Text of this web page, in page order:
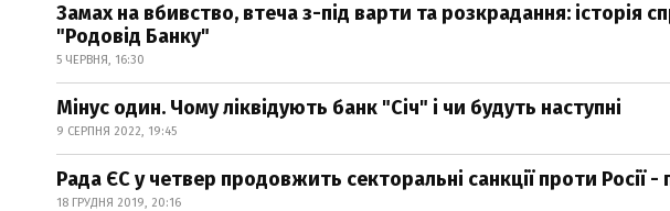
Замах на вбивство, втеча з-під варти та розкрадання: історія
"Родовід Банку"
5 ЧЕРВНЯ, 16:30
Мінус один. Чому ліквідують банк "Січ" і чи будуть наступні
9 СЕРПНЯ 2022, 19:45
Рада ЄС у четвер продовжить секторальні санкції проти Росії -
18 ГРУДНЯ 2019, 20:16